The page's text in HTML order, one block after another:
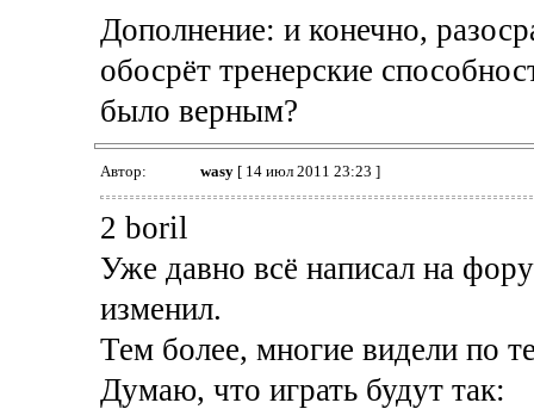
Дополнение: и конечно,
обосрёт тренерские
было верным?
Автор: wasy[ 14 июл 2011 23:23 ]
2 boril
Уже давно всё написал на
изменил.
Тем более, многие видели по
Думаю, что играть будут так: